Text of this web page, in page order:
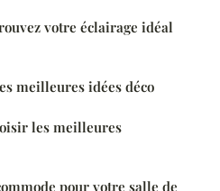
votre éclairage idéal
meilleures idées déco
les meilleures
pour votre salle de